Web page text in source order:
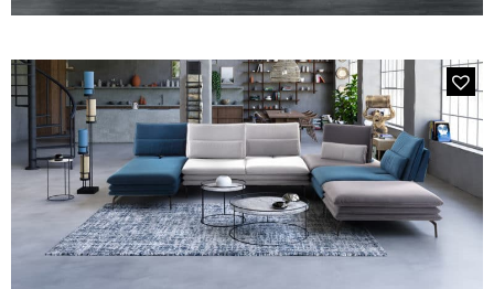
MODÈLE 2744 STANFORD
Canapé Droit 3 Places Tissu Jaune Safran